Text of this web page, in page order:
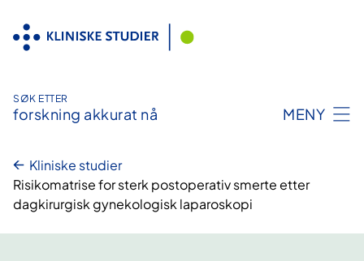
innhold
SØK ETTER
forskning akkurat nå MENY
Kliniske studier
Risikomatrise for sterk postoperativ smerte etter
dagkirurgisk gynekologisk laparoskopi